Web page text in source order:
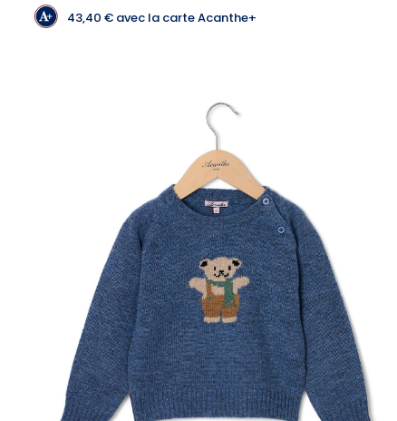
43,40 € avec la carte Acanthe+